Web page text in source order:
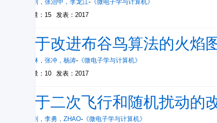
李永刚 ， 张治中 ， 李龙江- 《微电子学与计算机》
被引量：15
发表：2017
基于改进布谷鸟算法的火焰
张晓琳 ， 张冲 ， 杨涛- 《微电子学与计算机》
被引量：10
发表：2017
基于二次飞行和随机扰动的
赵乃刚 ， 李勇 ， ZHAO- 《微电子学与计算机》